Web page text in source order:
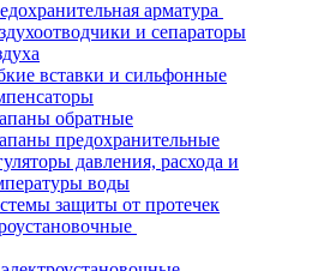
арматура
и сепараторы
вставки и сильфонные
обратные
предохранительные
давления, расхода и
воды
защиты от протечек